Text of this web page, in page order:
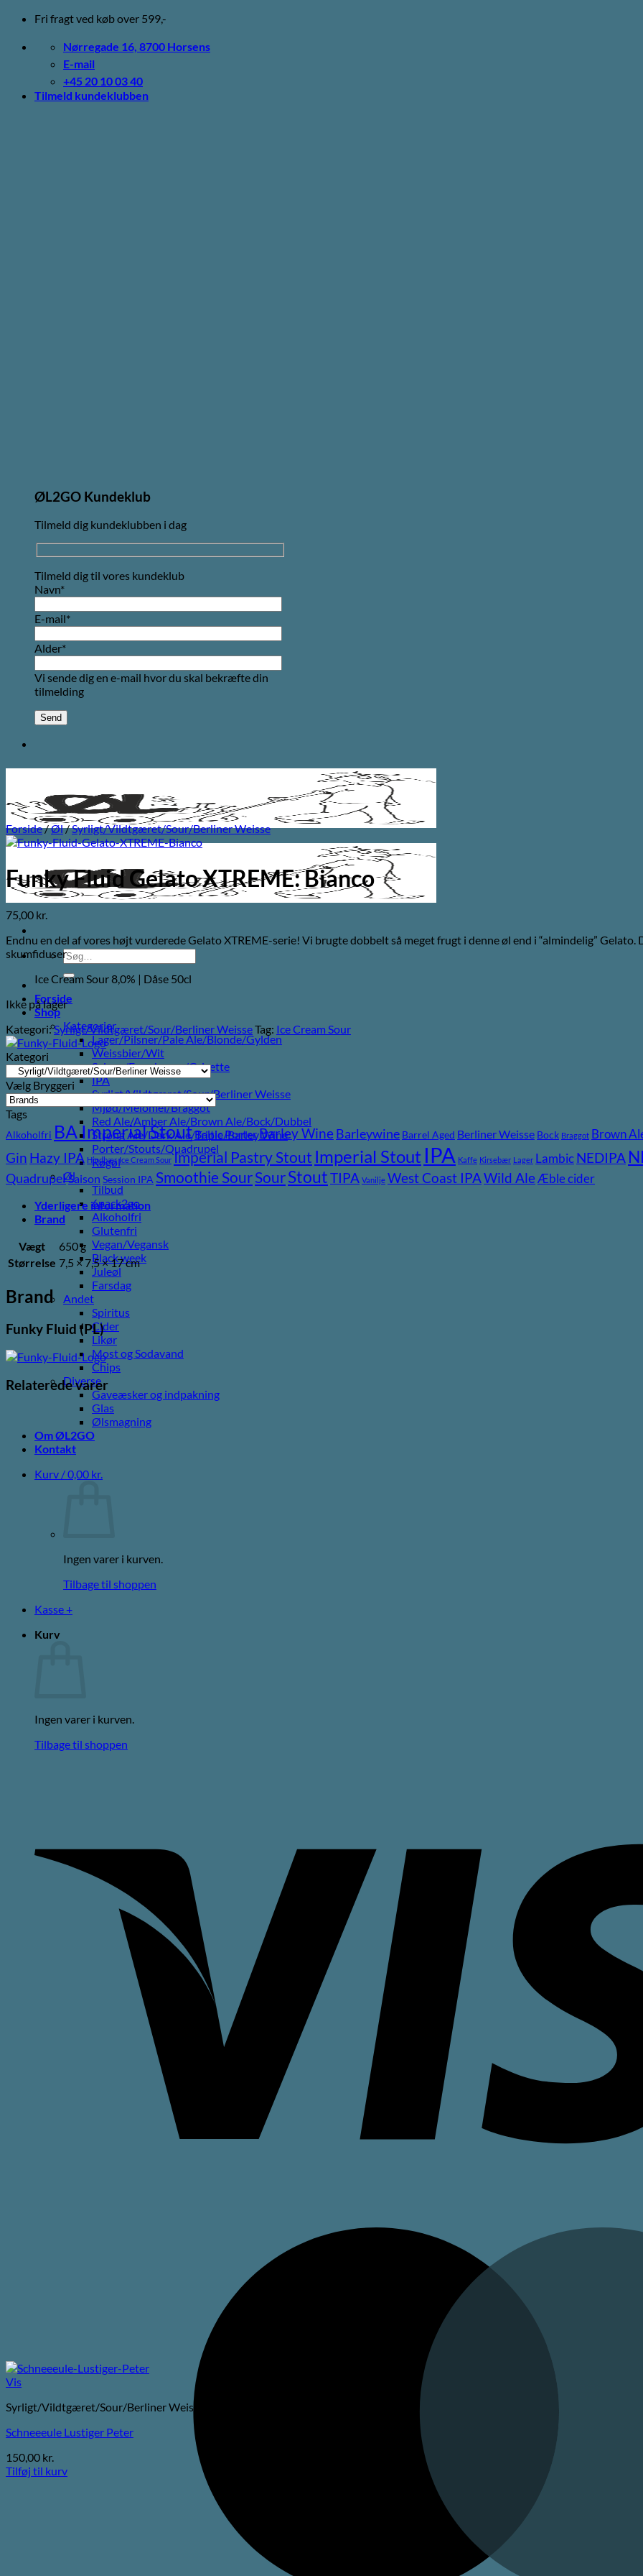
Fortsæt
indhold
Fri fragt ved køb over 599,-
Nørregade 16, 8700 Horsens
E-mail
+45 20 10 03 40
Tilmeld kundeklubben
ØL2GO Kundeklub
Tilmeld dig kundeklubben i dag
Tilmeld dig til vores kundeklub
Navn*
E-mail*
Alder*
Vi sende dig en e-mail hvor du skal bekræfte din
tilmelding
Søg
efter:
Forside
Shop
Kategorier
Lager/Pilsner/Pale Ale/Blonde/Gylden
Weissbier/Wit
Saison/Farmhouse/Grisette
IPA
Syrligt/Vildtgæret/Sour/Berliner Weisse
Mjød/Melomel/Braggot
Red Ale/Amber Ale/Brown Ale/Bock/Dubbel
Strong Ale/Dark Ale/Triple/Barley Wine
Porter/Stouts/Quadrupel
Røgøl
Øl
Tilbud
6pack2go
Alkoholfri
Glutenfri
Vegan/Vegansk
Black week
Juleøl
Farsdag
Andet
Spiritus
Cider
Likør
Most og Sodavand
Chips
Diverse
Gaveæsker og indpakning
Glas
Ølsmagning
Om ØL2GO
Kontakt
Kurv /0,00 kr.
Ingen varer i kurven.
Tilbage til shoppen
Kasse +
Kurv
Ingen varer i kurven.
Tilbage til shoppen
Forside/Øl/Syrligt/Vildtgæret/Sour/Berliner Weisse
Funky Fluid Gelato XTREME: Bianco
75,00 kr.
Endnu en del af vores højt vurderede Gelato XTREME-serie! Vi brugte dobbelt så meget frugt i denne øl end i “almindelig” Gelato.
skumfiduser
Ice Cream Sour 8,0% | Dåse 50cl
Ikke på lager
Kategori:Syrligt/Vildtgæret/Sour/Berliner WeisseTag: Ice Cream Sour
Kategori
Vælg Bryggeri
Tags
Alkoholfri BA Imperial StoutBaltic Porter Barley Wine Barleywine Barrel Aged Berliner Weisse Bock Braggot Brown
Gin Hazy IPA Hindbær Ice Cream Sour Imperial Pastry Stout Imperial Stout IPA Kaffe Kirsebær Lager LambicNEDIPA
QuadrupelSaison Session IPA Smoothie SourSourStoutTIPA Vanilje West Coast IPAWild AleÆble cider
Yderligere information
Brand
Vægt
650 g
Størrelse 7,5 × 7,5 × 17 cm
Brand
Funky Fluid (PL)
Relaterede varer
Vis
Syrligt/Vildtgæret/Sour/Berliner Weisse
Schneeeule Lustiger Peter
150,00 kr.
Tilføj til kurv